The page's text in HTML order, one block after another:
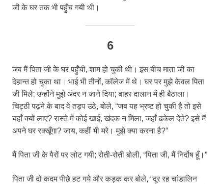
जी के घर तक भी पहुँच गयी थी।
6
जब मैं पिता जी के घर पहुँची, शाम हो चुकी थी। इस बीच माता जी का
देहान्त हो चुका था। भाई भी तीनों, कॉलेज में थे। घर पर मुझे केवल पिता
जी मिले; उन्होंने मुझे अंदर न जाने दिया; बाहर दालान में ही बैठाला।
चिट्ठी पढ़ने के बाद वे तड़प उठे, बोले, “जब यह भ्रष्ट हो चुकी है तो इसे
यहाँ क्यों लाए? रास्ते में कोई खाई, खंदक न मिला, जहाँ ढकेल देते? इसे मैं
अपने घर रक्खूँगा? जाय, कहीं भी मरे। मुझे क्या करना है?”
मैं पिता जी के पैरों पर लोट गयी; रोती-रोती बोली, “पिता जी, मैं निर्दोष हूँ।”
पिता जी दो कदम पीछे हट गये और कड़क कर बोले, “दूर रह चांडालिन